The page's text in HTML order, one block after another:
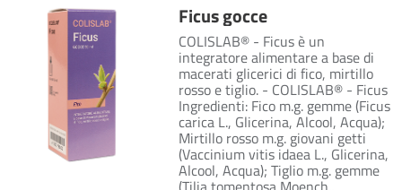
Ficus gocce
COLISLAB® - Ficus è un
integratore alimentare a base di
macerati glicerici di fico, mirtillo
rosso e tiglio. - COLISLAB® - Ficus
Ingredienti: Fico m.g. gemme (Ficus
carica L., Glicerina, Alcool, Acqua);
Mirtillo rosso m.g. giovani getti
(Vaccinium vitis idaea L., Glicerina,
Alcool, Acqua); Tiglio m.g. gemme